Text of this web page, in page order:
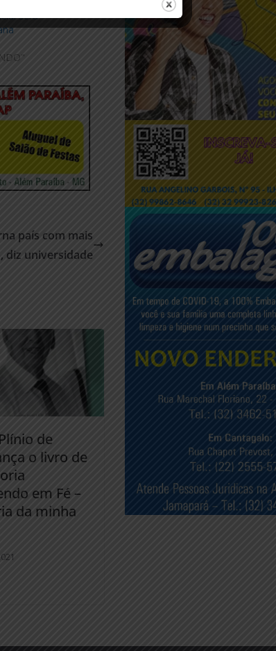
será
país com mais
diz universidade
de
o livro de
em Fé –
da minha